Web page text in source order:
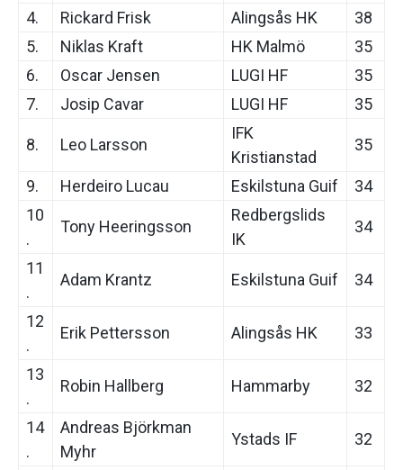
4.
Rickard Frisk Alingsås HK
38
5.
Niklas Kraft HK Malmö
35
6.
Oscar Jensen LUGI HF
35
7.
Josip Cavar LUGI HF 35
8. Leo Larsson
IFK
Kristianstad
35
9. Herdeiro Lucau Eskilstuna Guif
34
10
.
Tony Heeringsson
Redbergslids
IK
34
11
.
Adam Krantz Eskilstuna Guif 34
12
.
Erik Pettersson Alingsås HK 33
13
.
Robin Hallberg Hammarby 32
14
.
Andreas Björkman
Myhr
Ystads IF 32